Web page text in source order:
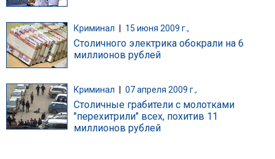
Криминал 15 июня 2009 г.,
Столичного электрика обокрали на 6
миллионов рублей
Криминал 07 апреля 2009 г.,
Столичные грабители с молотками
"перехитрили" всех, похитив 11
миллионов рублей